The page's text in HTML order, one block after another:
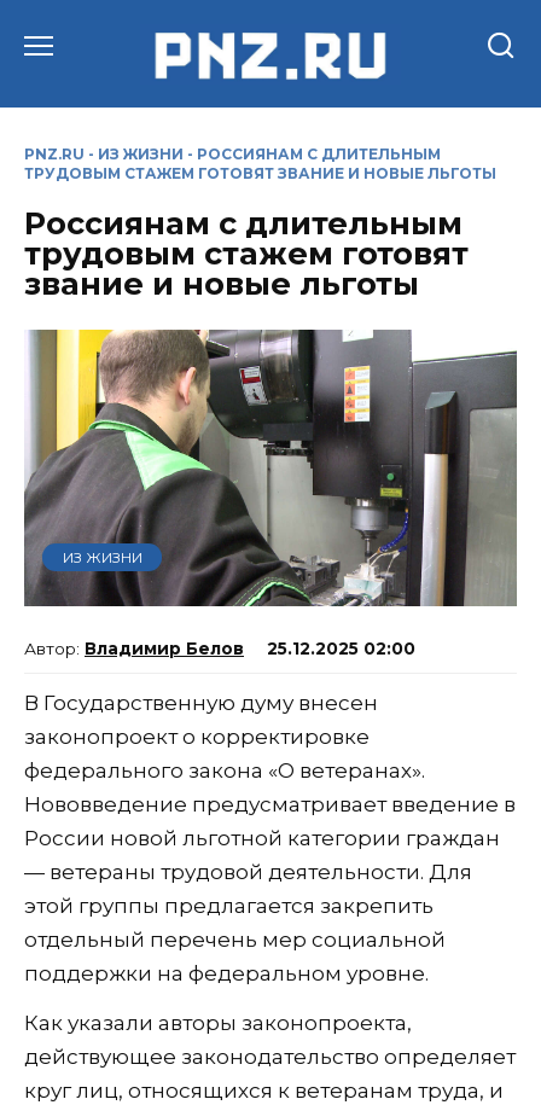
PNZ.RU - ИЗ ЖИЗНИ - РОССИЯНАМ С ДЛИТЕЛЬНЫМ
ТРУДОВЫМ СТАЖЕМ ГОТОВЯТ ЗВАНИЕ И НОВЫЕ ЛЬГОТЫ
Россиянам с длительным
трудовым стажем готовят
звание и новые льготы
ИЗ ЖИЗНИ
Владимир Белов 25.12.2025 02:00
В Государственную думу внесен
законопроект о корректировке
федерального закона «О ветеранах».
Нововведение предусматривает введение в
России новой льготной категории граждан
— ветераны трудовой деятельности. Для
этой группы предлагается закрепить
отдельный перечень мер социальной
поддержки на федеральном уровне.
Как указали авторы законопроекта,
действующее законодательство определяет
круг лиц, относящихся к ветеранам труда, и